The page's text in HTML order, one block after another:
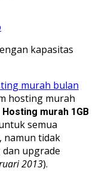
kapasitas
murah bulan
hosting murah
Hosting murah 1GB
semua
namun tidak
upgrade
2013).